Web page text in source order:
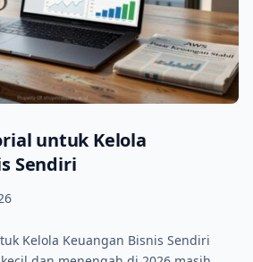
untuk Kelola
Sendiri
Kelola Keuangan Bisnis Sendiri